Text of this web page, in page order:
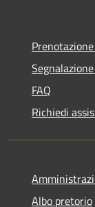
FAQ
Richiedi
Albo pretorio